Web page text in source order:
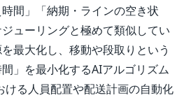
間」「納期・ラインの空き状
ューリングと極めて類似してい
最大化し、移動や段取りという
間」を最小化するAIアルゴリズム
ける人員配置や配送計画の自動化